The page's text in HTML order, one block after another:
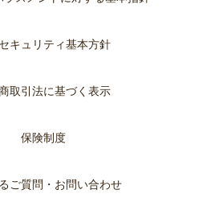
キュリティ基本方針
取引法に基づく表示
保険制度
ご質問・お問い合わせ